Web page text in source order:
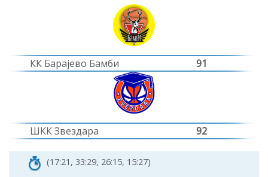
КК Барајево Бамби 91
ШКК Звездара 92
(17:21, 33:29, 26:15, 15:27)